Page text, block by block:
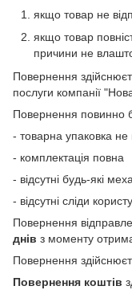
якщо товар не
якщо товар
причини не
Повернення
послуги компанії
Повернення повинно
- товарна упаковка
- комплектація повна
- відсутні будь-які
- відсутні сліди
Повернення
днів з моменту
Повернення
Повернення коштів